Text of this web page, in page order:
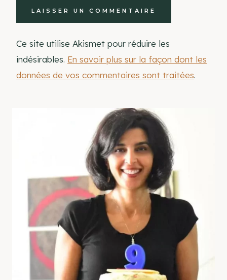
Ce site utilise Akismet pour réduire les
indésirables. En savoir plus sur la façon dont les
données de vos commentaires sont traitées.